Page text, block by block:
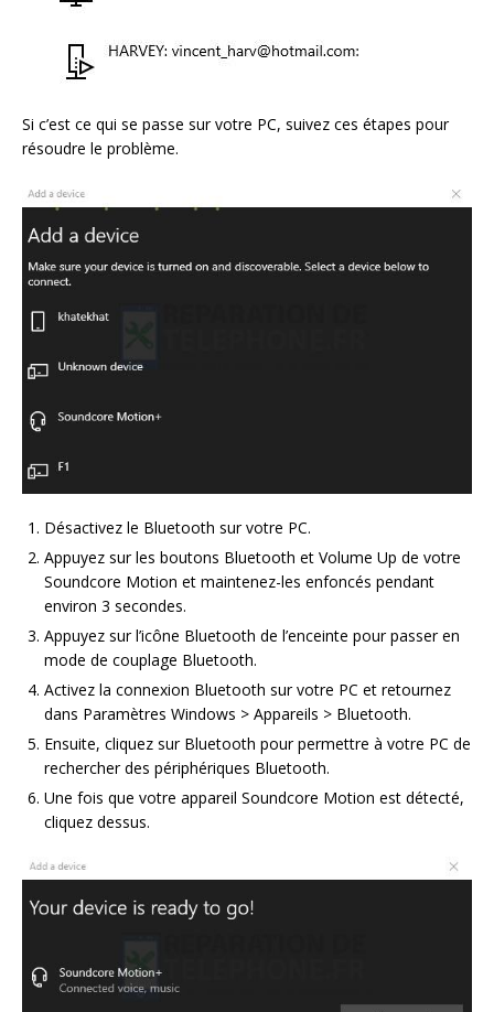
Si c’est ce qui se passe sur votre PC, suivez ces étapes pour
résoudre le problème.
Désactivez le Bluetooth sur votre PC.
Appuyez sur les boutons Bluetooth et Volume Up de votre
Soundcore Motion et maintenez-les enfoncés pendant
environ 3 secondes.
Appuyez sur l’icône Bluetooth de l’enceinte pour passer en
mode de couplage Bluetooth.
Activez la connexion Bluetooth sur votre PC et retournez
dans Paramètres Windows > Appareils > Bluetooth.
Ensuite, cliquez sur Bluetooth pour permettre à votre PC de
rechercher des périphériques Bluetooth.
Une fois que votre appareil Soundcore Motion est détecté,
cliquez dessus.